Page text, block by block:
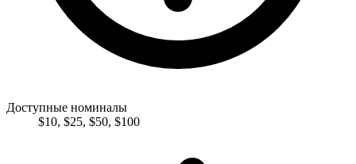
Доступные номиналы
$10, $25, $50, $100